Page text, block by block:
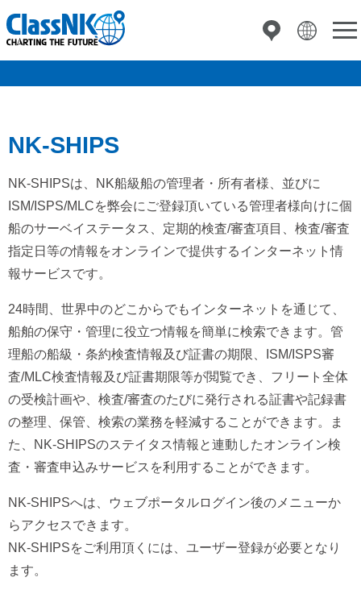
NK-SHIPS
NK-SHIPSは、NK船級船の管理者・所有者様、並びに
ISM/ISPS/MLCを弊会にご登録頂いている管理者様向けに個
船のサーベイステータス、定期的検査/審査項目、検査/審査
指定日等の情報をオンラインで提供するインターネット情
報サービスです。
24時間、世界中のどこからでもインターネットを通じて、
船舶の保守・管理に役立つ情報を簡単に検索できます。管
理船の船級・条約検査情報及び証書の期限、ISM/ISPS審
査/MLC検査情報及び証書期限等が閲覧でき、フリート全体
の受検計画や、検査/審査のたびに発行される証書や記録書
の整理、保管、検索の業務を軽減することができます。ま
た、NK-SHIPSのステイタス情報と連動したオンライン検
査・審査申込みサービスを利用することができます。
NK-SHIPSへは、ウェブポータルログイン後のメニューか
らアクセスできます。
NK-SHIPSをご利用頂くには、ユーザー登録が必要となり
ます。